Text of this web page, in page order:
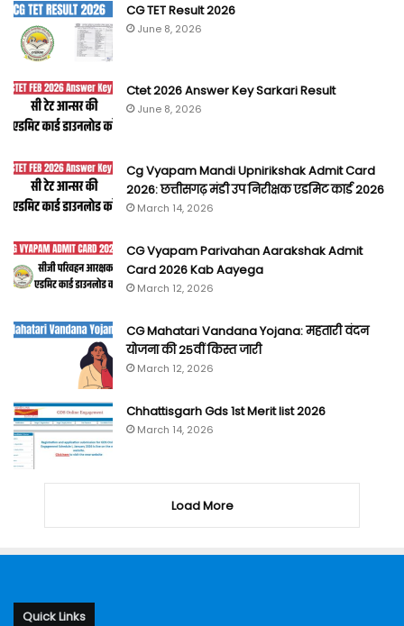
CG TET Result 2026
June 8, 2026
Ctet 2026 Answer Key Sarkari Result
June 8, 2026
Cg Vyapam Mandi Upnirikshak Admit Card
2026: छत्तीसगढ़ मंडी उप निरीक्षक एडमिट कार्ड 2026
March 14, 2026
CG Vyapam Parivahan Aarakshak Admit
Card 2026 Kab Aayega
March 12, 2026
CG Mahatari Vandana Yojana: महतारी वंदन
योजना की 25वीं किस्त जारी
March 12, 2026
Chhattisgarh Gds 1st Merit list 2026
March 14, 2026
Load More
Quick Links